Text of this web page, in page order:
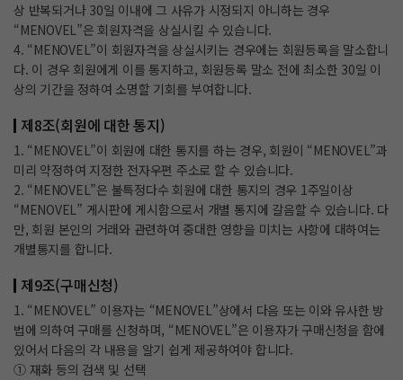
상 반복되거나 30일 이내에 그 사유가 시정되지 아니하는 경우
“MENOVEL”은 회원자격을 상실시킬 수 있습니다.
4. “MENOVEL”이 회원자격을 상실시키는 경우에는 회원등록을 말소합니
다. 이 경우 회원에게 이를 통지하고, 회원등록 말소 전에 최소한 30일 이
상의 기간을 정하여 소명할 기회를 부여합니다.
제8조(회원에 대한 통지)
1. “MENOVEL”이 회원에 대한 통지를 하는 경우, 회원이 “MENOVEL”과
미리 약정하여 지정한 전자우편 주소로 할 수 있습니다.
2. “MENOVEL”은 불특정다수 회원에 대한 통지의 경우 1주일이상
“MENOVEL” 게시판에 게시함으로서 개별 통지에 갈음할 수 있습니다. 다
만, 회원 본인의 거래와 관련하여 중대한 영향을 미치는 사항에 대하여는
개별통지를 합니다.
제9조(구매신청)
1. “MENOVEL” 이용자는 “MENOVEL”상에서 다음 또는 이와 유사한 방
법에 의하여 구매를 신청하며, “MENOVEL”은 이용자가 구매신청을 함에
있어서 다음의 각 내용을 알기 쉽게 제공하여야 합니다.
① 재화 등의 검색 및 선택